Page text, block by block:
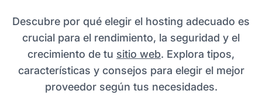
Descubre por qué elegir el hosting adecuado es
crucial para el rendimiento, la seguridad y el
crecimiento de tu sitio web. Explora tipos,
características y consejos para elegir el mejor
proveedor según tus necesidades.